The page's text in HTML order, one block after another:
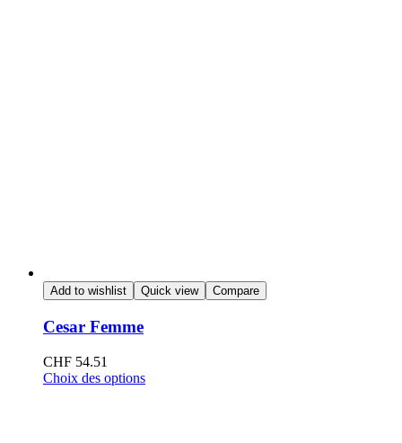
Add to wishlist Quick view Compare
Cesar Femme
CHF 54.51
Choix des options